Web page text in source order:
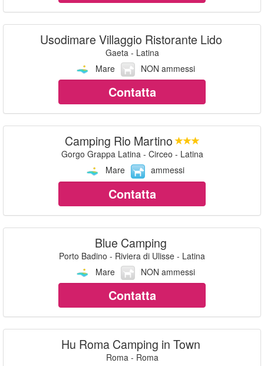
Usodimare Villaggio Ristorante Lido
Gaeta - Latina
Mare
NON ammessi
Contatta
Camping Rio Martino
Gorgo Grappa Latina - Circeo - Latina
Mare
ammessi
Contatta
Blue Camping
Porto Badino - Riviera di Ulisse - Latina
Mare
NON ammessi
Contatta
Hu Roma Camping in Town
Roma - Roma